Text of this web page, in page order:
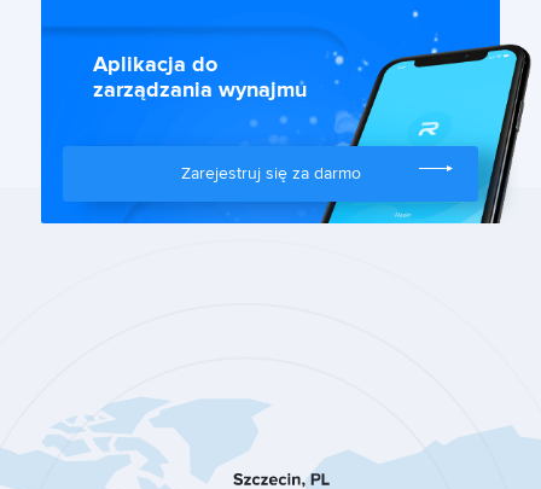
Aplikacja do
zarządzania wynajmu
Zarejestruj się za darmo